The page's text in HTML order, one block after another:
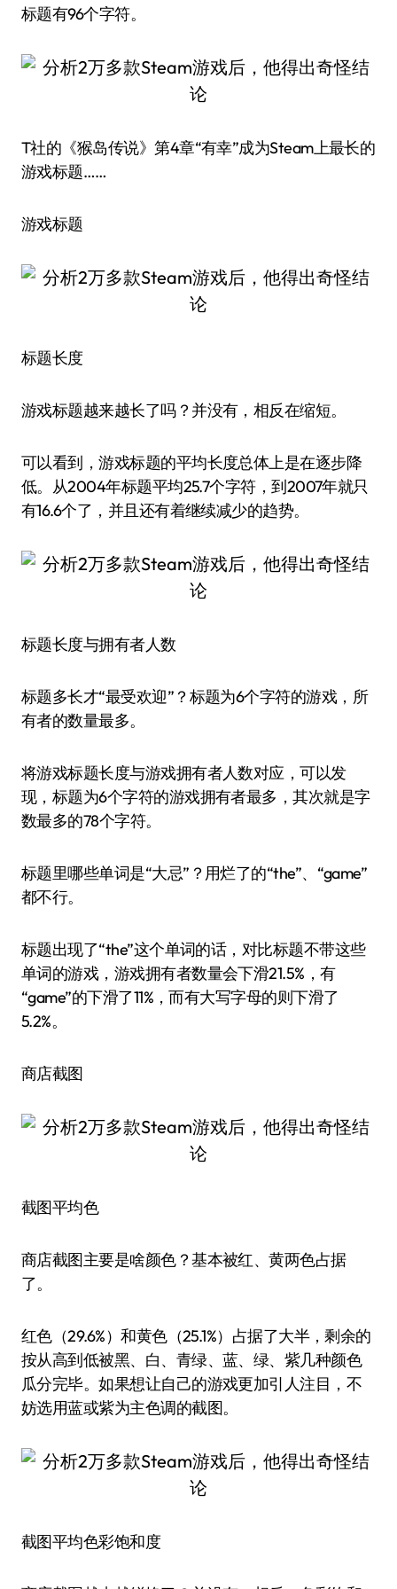
标题有96个字符。
T社的《猴岛传说》第4章“有幸”成为Steam上最长的
游戏标题……
游戏标题
标题长度
游戏标题越来越长了吗？并没有，相反在缩短。
可以看到，游戏标题的平均长度总体上是在逐步降
低。从2004年标题平均25.7个字符，到2007年就只
有16.6个了，并且还有着继续减少的趋势。
标题长度与拥有者人数
标题多长才“最受欢迎”？标题为6个字符的游戏，所
有者的数量最多。
将游戏标题长度与游戏拥有者人数对应，可以发
现，标题为6个字符的游戏拥有者最多，其次就是字
数最多的78个字符。
标题里哪些单词是“大忌”？用烂了的“the”、“game”
都不行。
标题出现了“the”这个单词的话，对比标题不带这些
单词的游戏，游戏拥有者数量会下滑21.5%，有
“game”的下滑了11%，而有大写字母的则下滑了
5.2%。
商店截图
截图平均色
商店截图主要是啥颜色？基本被红、黄两色占据
了。
红色（29.6%）和黄色（25.1%）占据了大半，剩余的
按从高到低被黑、白、青绿、蓝、绿、紫几种颜色
瓜分完毕。如果想让自己的游戏更加引人注目，不
妨选用蓝或紫为主色调的截图。
截图平均色彩饱和度